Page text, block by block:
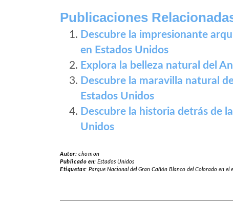
Publicaciones
Descubre la impresionante
en Estados Unidos
Explora la belleza natural del
Descubre la maravilla natural
Estados Unidos
Descubre la historia detrás de
Unidos
Autor:chomon
Publicado en:Estados Unidos
Etiquetas: Parque Nacional del Gran Cañón Blanco del Colorado en el